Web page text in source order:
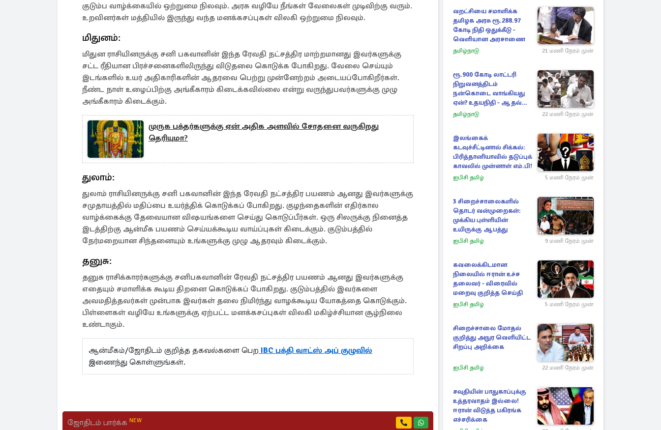
குடும்ப வாழ்க்கையில் ஒற்றுமை நிலவும். அரசு வழியே நீங்கள் வேலைகள் முடிவிற்கு வரும்.
உறவினர்கள் மத்தியில் இருந்து வந்த மனக்கசப்புகள் விலகி ஒற்றுமை நிலவும்.
மிதுனம்:
மிதுன ராசியினருக்கு சனி பகவானின் இந்த ரேவதி நட்சத்திர மாற்றமானது இவர்களுக்கு
சட்ட ரீதியான பிரச்சனைகளிலிருந்து விடுதலை கொடுக்க போகிறது. வேலை செய்யும்
இடங்களில் உயர் அதிகாரிகளின் ஆதரவை பெற்று முன்னேற்றம் அடையப்போகிறீர்கள்.
நீண்ட நாள் உழைப்பிற்கு அங்கீகாரம் கிடைக்கவில்லை என்று வருந்துபவர்களுக்கு முழு
அங்கீகாரம் கிடைக்கும்.
முருக பக்தர்களுக்கு ஏன் அதிக அளவில் சோதனை வருகிறது
தெரியுமா?
துலாம்:
துலாம் ராசியினருக்கு சனி பகவானின் இந்த ரேவதி நட்சத்திர பயணம் ஆனது இவர்களுக்கு
சமுதாயத்தில் மதிப்பை உயர்த்திக் கொடுக்கப் போகிறது. குழந்தைகளின் எதிர்கால
வாழ்க்கைக்கு தேவையான விஷயங்களை செய்து கொடுப்பீர்கள். ஒரு சிலருக்கு நினைத்த
இடத்திற்கு ஆன்மீக பயணம் செய்யக்கூடிய வாய்ப்புகள் கிடைக்கும். குடும்பத்தில்
நேர்மறையான சிந்தனையும் உங்களுக்கு முழு ஆதரவும் கிடைக்கும்.
தனுசு:
தனுசு ராசிக்காரர்களுக்கு சனிபகவானின் ரேவதி நட்சத்திர பயணம் ஆனது இவர்களுக்கு
எதையும் சமாளிக்க கூடிய திறனை கொடுக்கப் போகிறது. குடும்பத்தில் இவர்களை
அவமதித்தவர்கள் முன்பாக இவர்கள் தலை நிமிர்ந்து வாழக்கூடிய யோகத்தை கொடுக்கும்.
பிள்ளைகள் வழியே உங்களுக்கு ஏற்பட்ட மனக்கசப்புகள் விலகி மகிழ்ச்சியான சூழ்நிலை
உண்டாகும்.
ஆன்மீகம்/ஜோதிடம் குறித்த தகவல்களை பெற IBC பக்தி வாட்ஸ் அப் குழுவில்
இணைந்து கொள்ளுங்கள்.
ஜோதிடம் பார்க்க NEW
வறட்சியை சமாளிக்க
தமிழக அரசு ரூ.288.97
கோடி நிதி ஒதுக்கீடு -
வெளியான அரசாணை
தமிழ்நாடு 21 மணி நேரம் முன்
ரூ.900 கோடி லாட்டரி
நிறுவனத்திடம்
நன்கொடை வாங்கியது
ஏன்? உதயநிதி - ஆதவ்
விவாதம்
தமிழ்நாடு 22 மணி நேரம் முன்
இலங்கைக்
கடவுச்சீட்டினால் சிக்கல்:
பிரித்தானியாவில் தடுப்புக்
காவலில் முன்னாள் எம்.பி!
ஐபிசி தமிழ் 5 மணி நேரம் முன்
3 சிறைச்சாலைகளில்
தொடர் வன்முறைகள்:
முக்கிய புள்ளியின்
உயிருக்கு ஆபத்து
ஐபிசி தமிழ் 9 மணி நேரம் முன்
கவலைக்கிடமான
நிலையில் ஈரான் உச்ச
தலைவர் - விரைவில்
மறைவு குறித்த செய்தி
ஐபிசி தமிழ் 5 மணி நேரம் முன்
சிறைச்சாலை மோதல்
குறித்து அநுர வெளியிட்ட
சிறப்பு அறிக்கை
ஐபிசி தமிழ் 22 மணி நேரம் முன்
சவுதியின் பாதுகாப்புக்கு
உத்தரவாதம் இல்லை!
ஈரான் விடுத்த பகிரங்க
எச்சரிக்கை